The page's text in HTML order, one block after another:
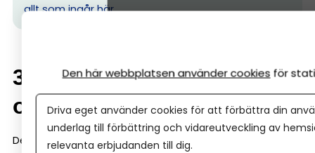
allt som ingår här.
3. Vilka digitala tjänster
och integrationer finns
Det här är underskattat.
Den här webbplatsen använder cookies för
Driva eget använder cookies för att förbättra din
underlag till förbättring och vidareutveckling av
relevanta erbjudanden till dig.